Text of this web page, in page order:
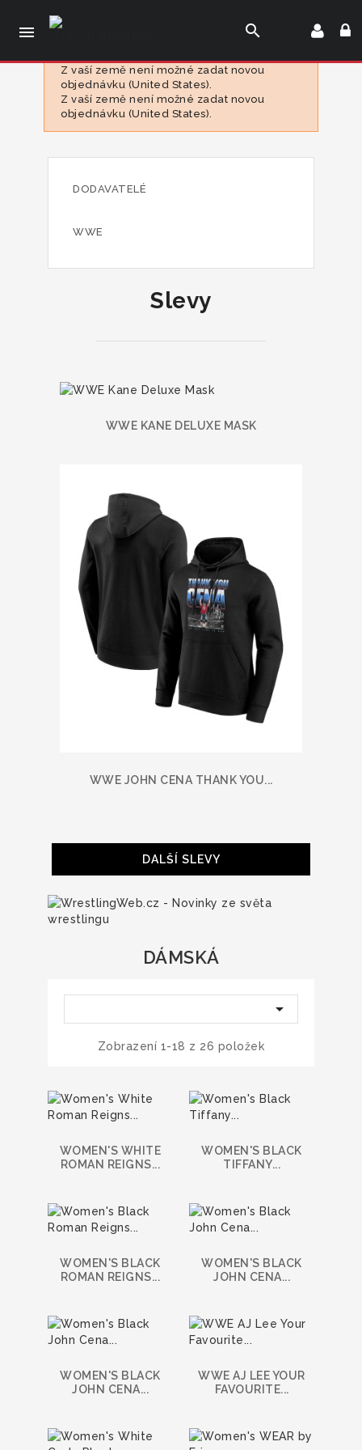
 search
Z vaší země není možné zadat novou
objednávku (United States).
Z vaší země není možné zadat novou
objednávku (United States).
DODAVATELÉ
WWE
Slevy
WWE KANE DELUXE MASK
WWE JOHN CENA THANK YOU...
DALŠÍ SLEVY
DÁMSKÁ

Zobrazení 1-18 z 26 položek
WOMEN'S WHITE
ROMAN REIGNS...
WOMEN'S BLACK
TIFFANY...
WOMEN'S BLACK
ROMAN REIGNS...
WOMEN'S BLACK
JOHN CENA...
WOMEN'S BLACK
JOHN CENA...
WWE AJ LEE YOUR
FAVOURITE...